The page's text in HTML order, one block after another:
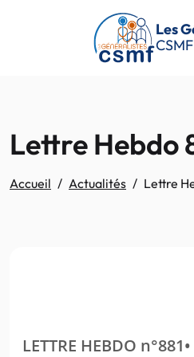
Passer au contenu principal
Les
CSMF
Lettre Hebdo
Accueil Actualités Lettre
LETTRE HEBDO